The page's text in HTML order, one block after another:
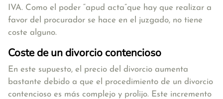
IVA. Como el poder “apud acta”que hay que realizar a
favor del procurador se hace en el juzgado, no tiene
coste alguno.
Coste de un divorcio contencioso
En este supuesto, el precio del divorcio aumenta
bastante debido a que el procedimiento de un divorcio
contencioso es más complejo y prolijo. Este incremento